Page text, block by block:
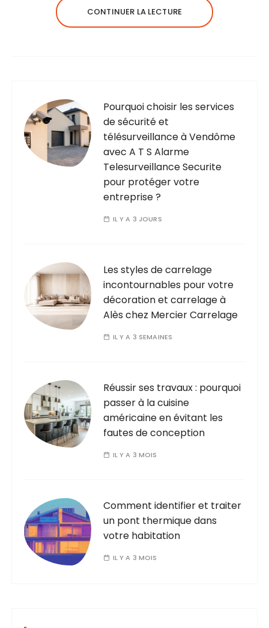
CONTINUER LA LECTURE
Pourquoi choisir les services
de sécurité et
télésurveillance à Vendôme
avec A T S Alarme
Telesurveillance Securite
pour protéger votre
entreprise ?
IL Y A 3 JOURS
Les styles de carrelage
incontournables pour votre
décoration et carrelage à
Alès chez Mercier Carrelage
IL Y A 3 SEMAINES
Réussir ses travaux : pourquoi
passer à la cuisine
américaine en évitant les
fautes de conception
IL Y A 3 MOIS
Comment identifier et traiter
un pont thermique dans
votre habitation
IL Y A 3 MOIS